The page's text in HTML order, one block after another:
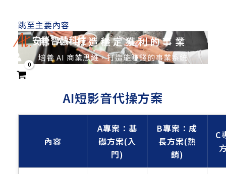
跳至主要內容
用 AI 打造穩定獲利的事業
培養 AI 商業思維，打造能賺錢的事業系統
AI短影音代操方案
內容
A專案：基
礎方案(入
門)
B專案：成
長方案(熱
銷)
C